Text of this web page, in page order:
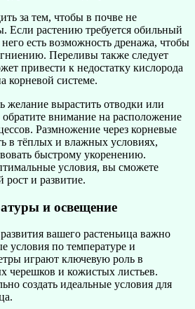
за тем, чтобы в почве не
Если растению требуется обильный
есть возможность дренажа, чтобы
Переливы также следует
привести к недостатку кислорода
корневой системе.
желание вырастить отводки или
внимание на расположение
Размножение через корневые
в тёплых и влажных условиях,
быстрому укоренению.
условия, вы сможете
рост и развитие.
и освещение
вашего растеньица важно
условия по температуре и
играют ключевую роль в
черешков и кожистых листьев.
создать идеальные условия для